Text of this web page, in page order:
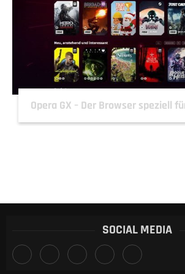
Opera GX – Der Browser speziell
SOCIAL MEDIA